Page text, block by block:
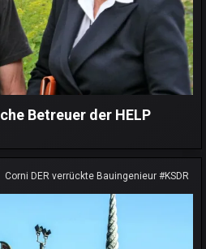
Betreuer der HELP
Corni DER verrückte Bauingenieur #KSDR